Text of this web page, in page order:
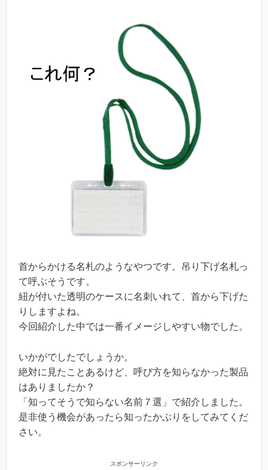
首からかける名札のようなやつです。吊り下げ名札っ
て呼ぶそうです。
紐が付いた透明のケースに名刺いれて、首から下げた
りしますよね。
今回紹介した中では一番イメージしやすい物でした。
いかがでしたでしょうか。
絶対に見たことあるけど、呼び方を知らなかった製品
はありましたか？
「知ってそうで知らない名前７選」で紹介しました。
是非使う機会があったら知ったかぶりをしてみてくだ
さい。
スポンサーリンク